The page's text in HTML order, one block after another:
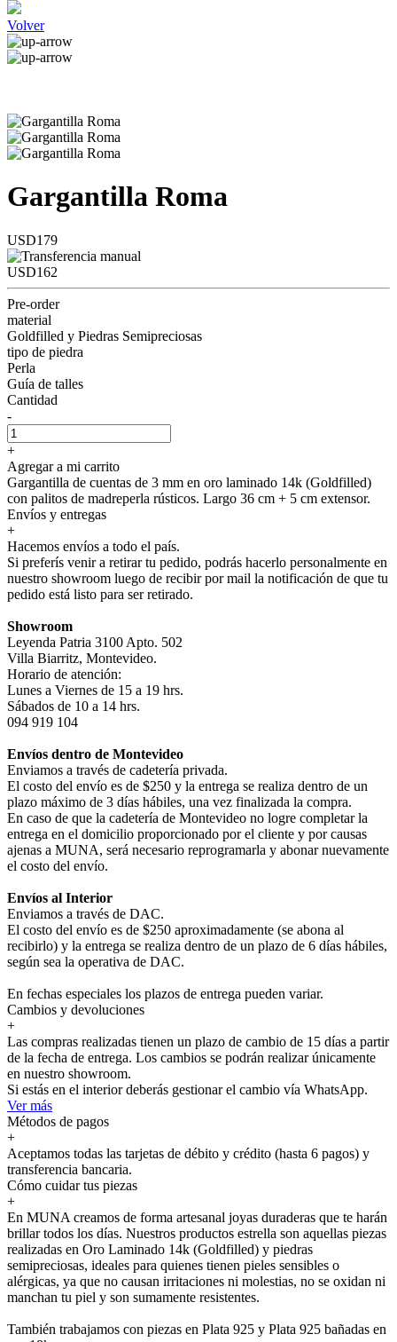
Volver
Gargantilla Roma
USD179
USD162
Pre-order
material
Goldfilled y Piedras Semipreciosas
tipo de piedra
Perla
Guía de talles
Cantidad
-
+
Agregar a mi carrito
Gargantilla de cuentas de 3 mm en oro laminado 14k (Goldfilled)
con palitos de madreperla rústicos. Largo 36 cm + 5 cm extensor.
Envíos y entregas
+
Hacemos envíos a todo el país.
Si preferís venir a retirar tu pedido, podrás hacerlo personalmente en
nuestro showroom luego de recibir por mail la notificación de que tu
pedido está listo para ser retirado.
Showroom
Leyenda Patria 3100 Apto. 502
Villa Biarritz, Montevideo.
Horario de atención:
Lunes a Viernes de 15 a 19 hrs.
Sábados de 10 a 14 hrs.
094 919 104
Envíos dentro de Montevideo
Enviamos a través de cadetería privada.
El costo del envío es de $250 y la entrega se realiza dentro de un
plazo máximo de 3 días hábiles, una vez finalizada la compra.
En caso de que la cadetería de Montevideo no logre completar la
entrega en el domicilio proporcionado por el cliente y por causas
ajenas a MUNA, será necesario reprogramarla y abonar nuevamente
el costo del envío.
Envíos al Interior
Enviamos a través de DAC.
El costo del envío es de $250 aproximadamente (se abona al
recibirlo) y la entrega se realiza dentro de un plazo de 6 días hábiles,
según sea la operativa de DAC.
En fechas especiales los plazos de entrega pueden variar.
Cambios y devoluciones
+
Las compras realizadas tienen un plazo de cambio de 15 días a partir
de la fecha de entrega. Los cambios se podrán realizar únicamente
en nuestro showroom.
Si estás en el interior deberás gestionar el cambio vía WhatsApp.
Ver más
Métodos de pagos
+
Aceptamos todas las tarjetas de débito y crédito (hasta 6 pagos) y
transferencia bancaria.
Cómo cuidar tus piezas
+
En MUNA creamos de forma artesanal joyas duraderas que te harán
brillar todos los días. Nuestros productos estrella son aquellas piezas
realizadas en Oro Laminado 14k (Goldfilled) y piedras
semipreciosas, ideales para quienes tienen pieles sensibles o
alérgicas, ya que no causan irritaciones ni molestias, no se oxidan ni
manchan tu piel y son sumamente resistentes.
También trabajamos con piezas en Plata 925 y Plata 925 bañadas en